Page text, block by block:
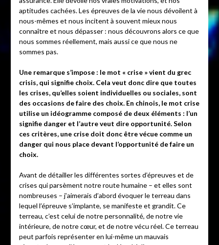
aptitudes cachées. Les épreuves de la vie nous dévoilent à
nous-mêmes et nous incitent à souvent mieux nous
connaître et nous dépasser : nous découvrons alors ce que
nous sommes réellement, mais aussi ce que nous ne
sommes pas.
Une remarque s’impose : le mot « crise » vient du grec
crisis, qui signifie choix. Cela veut donc dire que toutes
les crises, qu’elles soient individuelles ou sociales, sont
des occasions de faire des choix. En chinois, le mot crise
utilise un idéogramme composé de deux éléments : l’un
signifie danger et l’autre veut dire opportunité. Selon
ces critères, une crise doit donc être vécue comme un
danger qui nous place devant l’opportunité de faire un
choix.
Avant de détailler les différentes sortes d’épreuves et de
crises qui parsèment notre route humaine – et elles sont
nombreuses – j’aimerais d’abord évoquer le terreau dans
lequel l’épreuve s’implante, se manifeste et grandit. Ce
terreau, c’est celui de notre personnalité, de notre vie
intérieure, de notre cœur, et de notre vécu réel. Ce terreau
peut parfois représenter en lui-même un mauvais